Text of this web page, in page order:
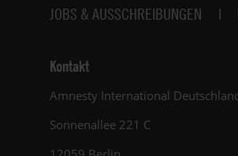
JOBS & AUSSCHREIBUNGEN
Kontakt
Amnesty International
Sonnenallee 221 C